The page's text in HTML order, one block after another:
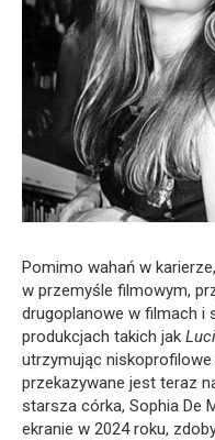
Pomimo wahań w
w przemyśle filmowym,
drugoplanowe w filmach i
produkcjach takich jak
utrzymując
przekazywane jest teraz
starsza córka, Sophia De
ekranie w 2024 roku,